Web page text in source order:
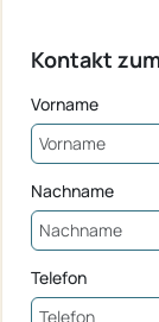
Kontakt
Vorname
Nachname
Telefon